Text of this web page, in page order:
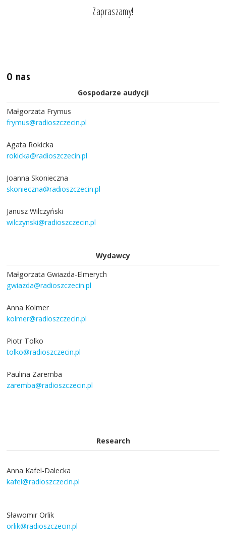
Zapraszamy!
O nas
Gospodarze audycji
Małgorzata Frymus
frymus@radioszczecin.pl
Agata Rokicka
rokicka@radioszczecin.pl
Joanna Skonieczna
skonieczna@radioszczecin.pl
Janusz Wilczyński
wilczynski@radioszczecin.pl
Wydawcy
Małgorzata Gwiazda-Elmerych
gwiazda@radioszczecin.pl
Anna Kolmer
kolmer@radioszczecin.pl
Piotr Tolko
tolko@radioszczecin.pl
Paulina Zaremba
zaremba@radioszczecin.pl
Research
Anna Kafel-Dalecka
kafel@radioszczecin.pl
Sławomir Orlik
orlik@radioszczecin.pl